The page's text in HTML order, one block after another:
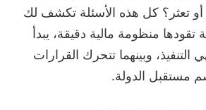
تعثر؟ كل هذه الأسئلة تكشف لك
منظومة مالية دقيقة، يبدأ
التنفيذ، وبينهما تتحرك القرارات
مستقبل الدولة.